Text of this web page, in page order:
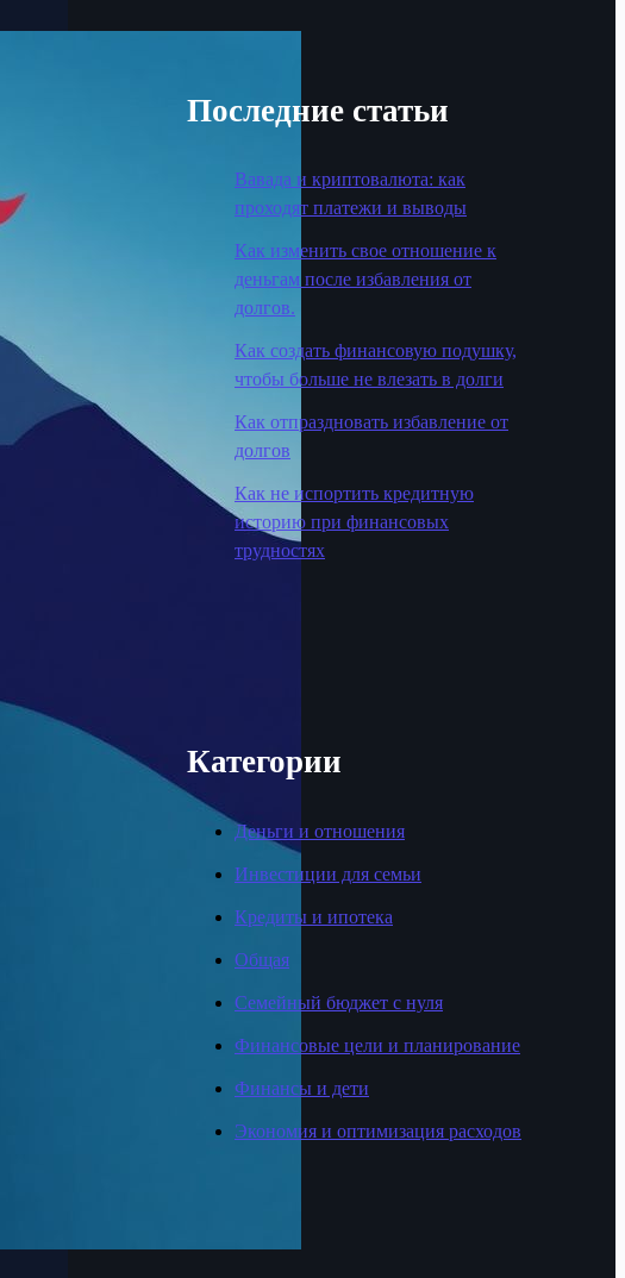
Последние статьи
Вавада и криптовалюта: как
проходят платежи и выводы
Как изменить свое отношение к
деньгам после избавления от
долгов.
Как создать финансовую подушку,
чтобы больше не влезать в долги
Как отпраздновать избавление от
долгов
Как не испортить кредитную
историю при финансовых
трудностях
Категории
Деньги и отношения
Инвестиции для семьи
Кредиты и ипотека
Общая
Семейный бюджет с нуля
Финансовые цели и планирование
Финансы и дети
Экономия и оптимизация расходов